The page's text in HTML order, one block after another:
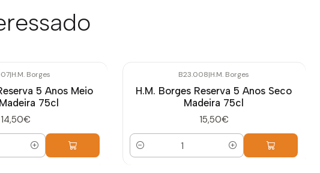
|H.M. Borges
5 Anos Meio
75cl
14,50€
B23.008|H.M. Borges
H.M. Borges Reserva 5 Anos Seco
Madeira 75cl
15,50€
Quantidade